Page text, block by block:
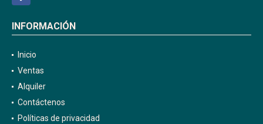
INFORMACIÓN
Inicio
Ventas
Alquiler
Contáctenos
Políticas de privacidad